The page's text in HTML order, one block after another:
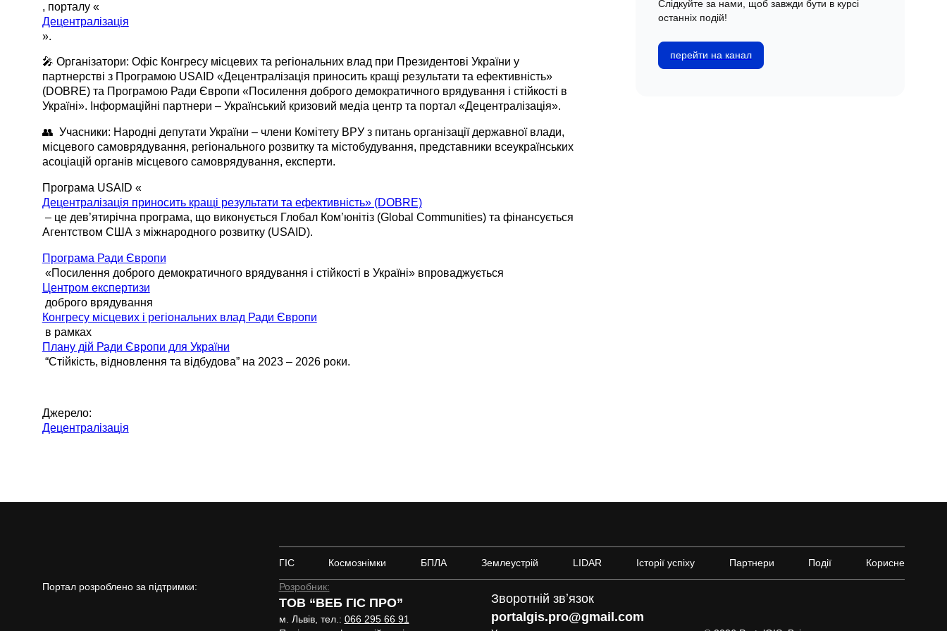
, порталу «
Децентралізація
».
🎤 Організатори: Офіс Конгресу місцевих та регіональних влад при Президентові України у
партнерстві з Програмою USAID «Децентралізація приносить кращі результати та ефективність»
(DOBRE) та Програмою Ради Європи «Посилення доброго демократичного врядування і cтійкості в
Україні». Інформаційні партнери – Український кризовий медіа центр та портал «Децентралізація».
👥 Учасники: Народні депутати України – члени Комітету ВРУ з питань організації державної влади,
місцевого самоврядування, регіонального розвитку та містобудування, представники всеукраїнських
асоціацій органів місцевого самоврядування, експерти.
Програма USAID «
Децентралізація приносить кращі результати та ефективність» (DOBRE)
– це дев’ятирічна програма, що виконується Глобал Ком’юнітіз (Global Communities) та фінансується
Агентством США з міжнародного розвитку (USAID).
Програма Ради Європи
«Посилення доброго демократичного врядування і cтійкості в Україні» впроваджується
Центром експертизи
доброго врядування
Конгресу місцевих і регіональних влад Ради Європи
в рамках
Плану дій Ради Європи для України
“Стійкість, відновлення та відбудова” на 2023 – 2026 роки.
Джерело:
Децентралізація
Слідкуйте за нами, щоб завжди бути в курсі
останніх подій!
перейти на канал
ГІС Космознімки БПЛА Землеустрій LIDAR Історії успіху Партнери Події Корисне
Портал розроблено за підтримки: Розробник:
ТОВ “ВЕБ ГІС ПРО”
м. Львів, тел.: 066 295 66 91
Зворотній звʼязок
portalgis.pro@gmail.com